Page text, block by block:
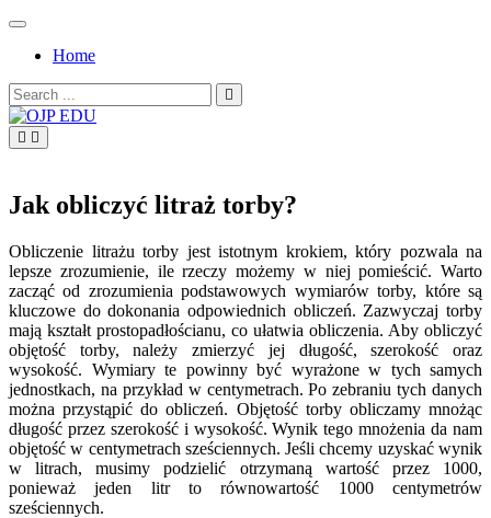
Skip
contentHome
Search
for:
Jak obliczyć litraż torby?
Obliczenie litrażu torby jest istotnym krokiem, który pozwala na
lepsze zrozumienie, ile rzeczy możemy w niej pomieścić. Warto
zacząć od zrozumienia podstawowych wymiarów torby, które są
kluczowe do dokonania odpowiednich obliczeń. Zazwyczaj torby
mają kształt prostopadłościanu, co ułatwia obliczenia. Aby obliczyć
objętość torby, należy zmierzyć jej długość, szerokość oraz
wysokość. Wymiary te powinny być wyrażone w tych samych
jednostkach, na przykład w centymetrach. Po zebraniu tych danych
można przystąpić do obliczeń. Objętość torby obliczamy mnożąc
długość przez szerokość i wysokość. Wynik tego mnożenia da nam
objętość w centymetrach sześciennych. Jeśli chcemy uzyskać wynik
w litrach, musimy podzielić otrzymaną wartość przez 1000,
ponieważ jeden litr to równowartość 1000 centymetrów
sześciennych.